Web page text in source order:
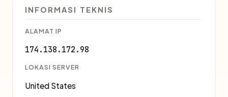
INFORMASI TEKNIS
ALAMAT IP
174.138.172.98
LOKASI SERVER
United States